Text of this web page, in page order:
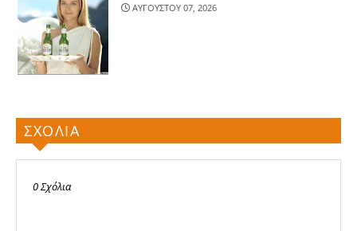
ΑΥΓΟΥΣΤΟΥ 07, 2026
ΣΧΟΛΙΑ
0 Σχόλια